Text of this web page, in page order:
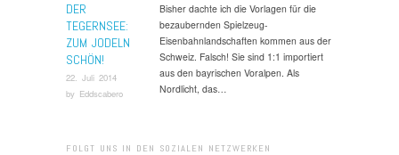
DER
TEGERNSEE:
ZUM JODELN
SCHÖN!
22. Juli 2014
by Eddscabero
Bisher dachte ich die Vorlagen für die
bezaubernden Spielzeug-
Eisenbahnlandschaften kommen aus der
Schweiz. Falsch! Sie sind 1:1 importiert
aus den bayrischen Voralpen. Als
Nordlicht, das…
FOLGT UNS IN DEN SOZIALEN NETZWERKEN